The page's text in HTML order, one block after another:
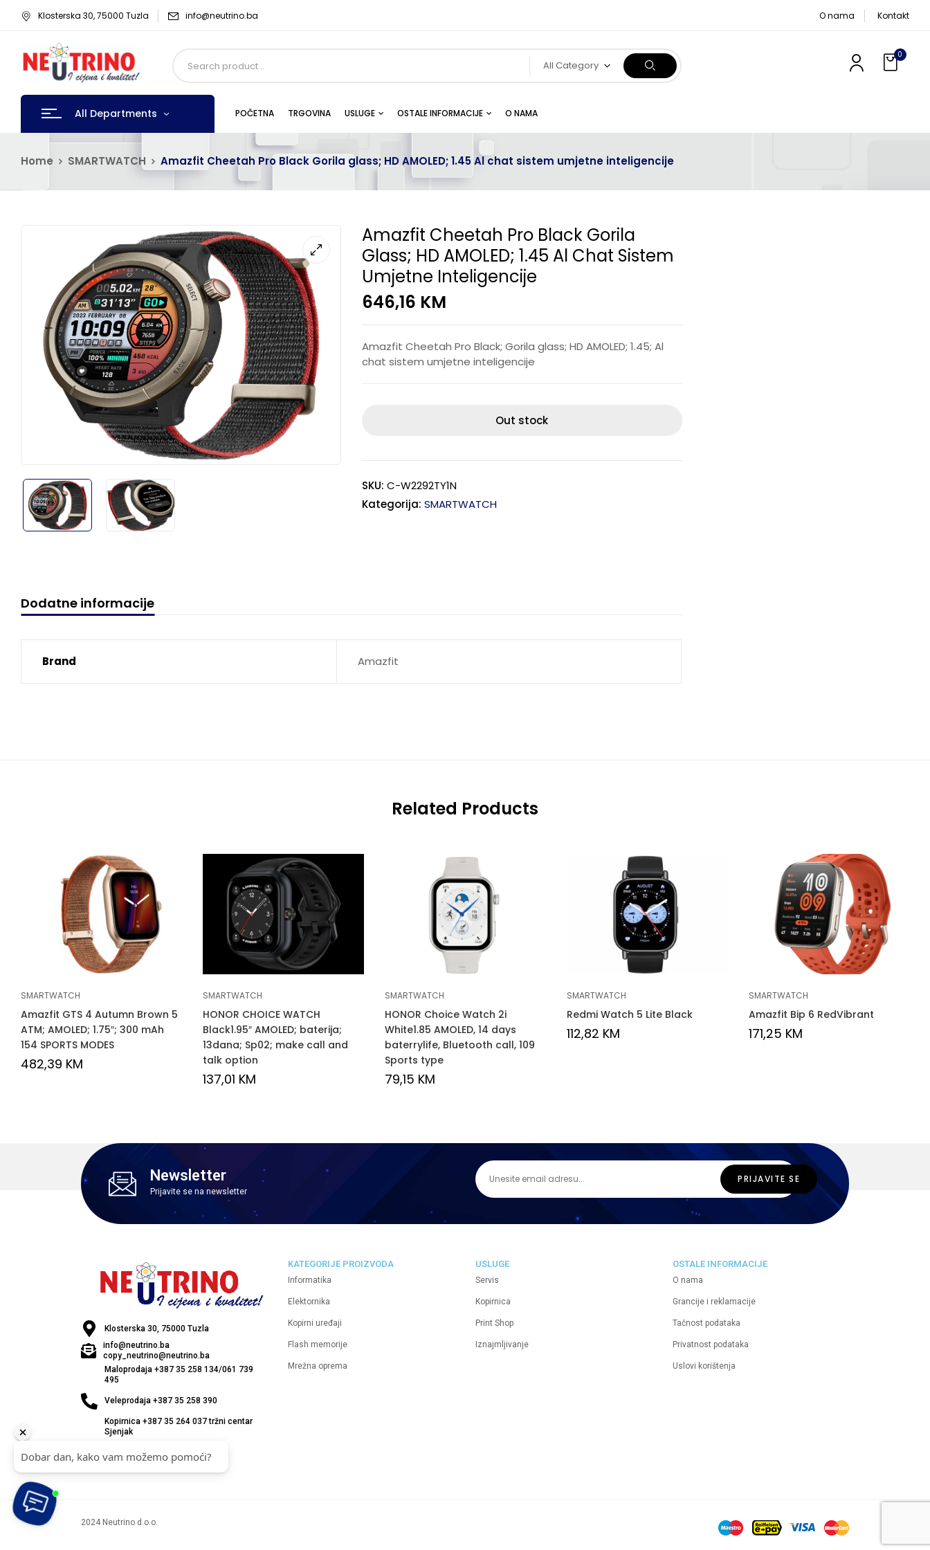
Klosterska 30, 75000 Tuzla info@neutrino.ba O nama Kontakt
All Category
0
All Departments POČETNA TRGOVINA USLUGE OSTALE INFORMACIJE O NAMA
Home SMARTWATCH Amazfit Cheetah Pro Black Gorila glass; HD AMOLED; 1.45 Al chat sistem umjetne inteligencije
Amazfit Cheetah Pro Black Gorila
Glass; HD AMOLED; 1.45 Al Chat Sistem
Umjetne Inteligencije
646,16 KM
Amazfit Cheetah Pro Black; Gorila glass; HD AMOLED; 1.45; Al
chat sistem umjetne inteligencije
Out stock
SKU: C-W2292TY1N
Kategorija: SMARTWATCH
Dodatne informacije
Brand Amazfit
Related Products
SMARTWATCH
Amazfit GTS 4 Autumn Brown 5
ATM; AMOLED; 1.75″; 300 mAh
154 SPORTS MODES
482,39 KM
SMARTWATCH
HONOR CHOICE WATCH
Black1.95″ AMOLED; baterija;
13dana; Sp02; make call and
talk option
137,01 KM
SMARTWATCH
HONOR Choice Watch 2i
White1.85 AMOLED, 14 days
baterrylife, Bluetooth call, 109
Sports type
79,15 KM
SMARTWATCH
Redmi Watch 5 Lite Black
112,82 KM
SMARTWATCH
Amazfit Bip 6 RedVibrant
171,25 KM
Newsletter
Prijavite se na newsletter
Klosterska 30, 75000 Tuzla
info@neutrino.ba
copy_neutrino@neutrino.ba
Maloprodaja +387 35 258 134/061 739
495
Veleprodaja +387 35 258 390
Kopirnica +387 35 264 037 tržni centar
Sjenjak
KATEGORIJE PROIZVODA
Informatika
Elektornika
Kopirni uređaji
Flash memorije
Mrežna oprema
USLUGE
Servis
Kopirnica
Print Shop
Iznajmljivanje
OSTALE INFORMACIJE
O nama
Grancije i reklamacije
Tačnost podataka
Privatnost podataka
Uslovi korištenja
2024 Neutrino d.o.o.